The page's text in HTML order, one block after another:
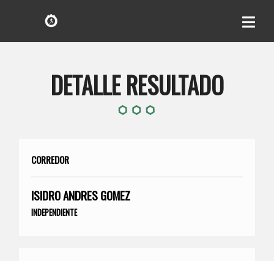
DETALLE RESULTADO
CORREDOR
ISIDRO ANDRES GOMEZ
INDEPENDIENTE